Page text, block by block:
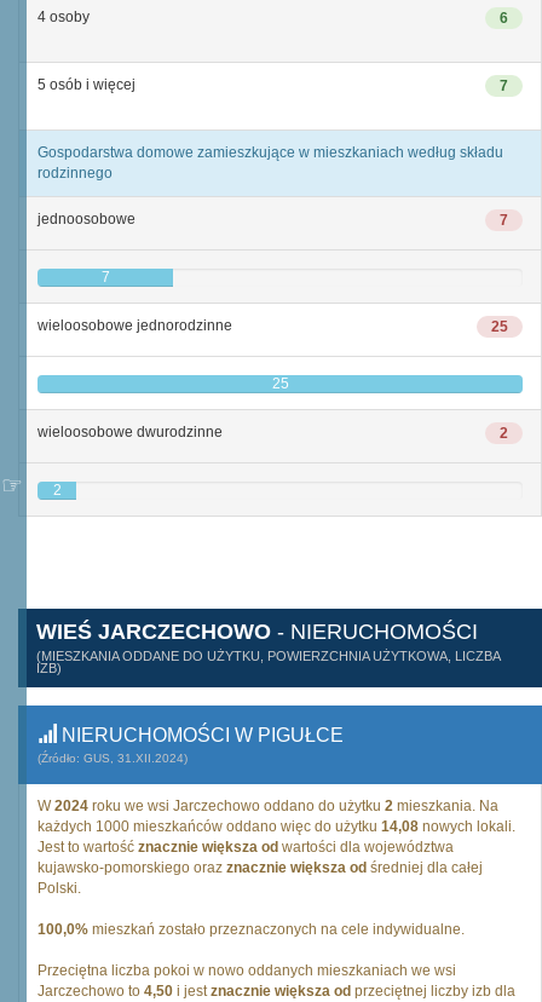
6
4 osoby
7
5 osób i więcej
Gospodarstwa domowe zamieszkujące w mieszkaniach według składu
rodzinnego
7
jednoosobowe
7
25
wieloosobowe jednorodzinne
25
2
wieloosobowe dwurodzinne
2
WIEŚ JARCZECHOWO - NIERUCHOMOŚCI
(MIESZKANIA ODDANE DO UŻYTKU, POWIERZCHNIA UŻYTKOWA, LICZBA
IZB)
NIERUCHOMOŚCI W PIGUŁCE
(Źródło: GUS, 31.XII.2024)
W2024 roku we wsi Jarczechowo oddano do użytku 2 mieszkania. Na
każdych 1000 mieszkańców oddano więc do użytku 14,08 nowych lokali.
Jest to wartość znacznie większa od wartości dla województwa
kujawsko-pomorskiego oraz znacznie większa od średniej dla całej
Polski.
100,0% mieszkań zostało przeznaczonych na cele indywidualne.
Przeciętna liczba pokoi w nowo oddanych mieszkaniach we wsi
Jarczechowo to 4,50 i jestznacznie większa od przeciętnej liczby izb dla